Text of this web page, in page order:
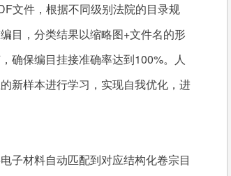
文件，根据不同级别法院的目录规
目，分类结果以缩略图+文件名的形
确保编目挂接准确率达到100%。人
新样本进行学习，实现自我优化，进
材料自动匹配到对应结构化卷宗目